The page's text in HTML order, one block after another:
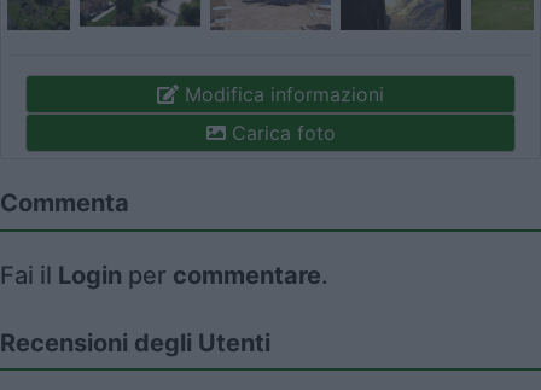
Modifica informazioni
Carica foto
Commenta
Fai il Login per commentare.
Recensioni degli Utenti